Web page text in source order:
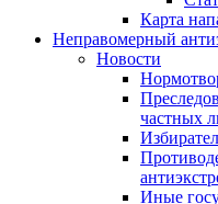
Карта
Неправомерный
Новости
частных
Иные